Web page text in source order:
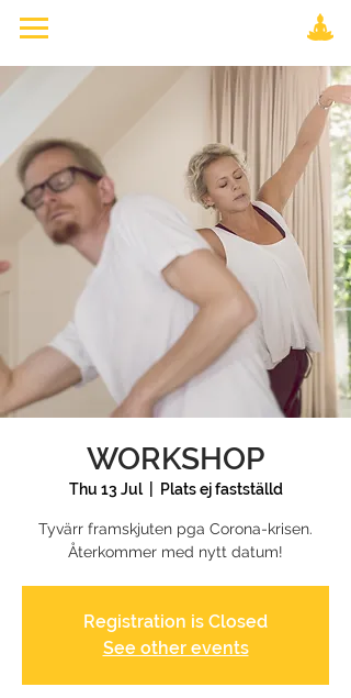
WORKSHOP
Thu 13 Jul
  |
Plats ej fastställd
Tyvärr framskjuten pga Corona-krisen.
Återkommer med nytt datum!
Registration is Closed
See other events